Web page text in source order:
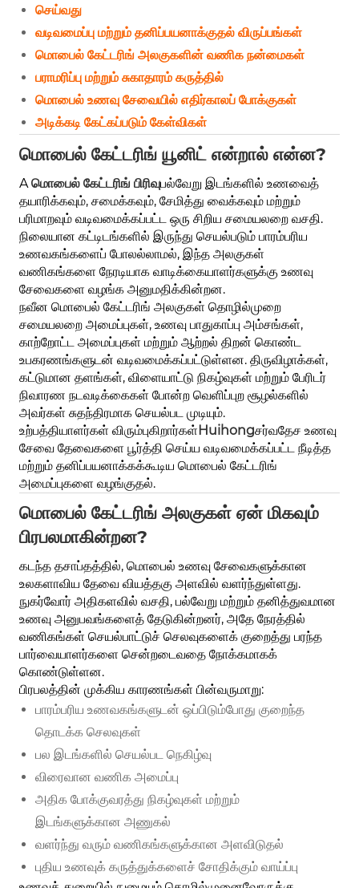
செய்வது
வடிவமைப்பு மற்றும் தனிப்பயனாக்குதல் விருப்பங்கள்
மொபைல் கேட்டரிங் அலகுகளின் வணிக நன்மைகள்
பராமரிப்பு மற்றும் சுகாதாரம் கருத்தில்
மொபைல் உணவு சேவையில் எதிர்காலப் போக்குகள்
அடிக்கடி கேட்கப்படும் கேள்விகள்
மொபைல் கேட்டரிங் யூனிட் என்றால் என்ன?
Aமொபைல் கேட்டரிங் பிரிவுபல்வேறு இடங்களில் உணவைத்
தயாரிக்கவும், சமைக்கவும், சேமித்து வைக்கவும் மற்றும்
பரிமாறவும் வடிவமைக்கப்பட்ட ஒரு சிறிய சமையலறை வசதி.
நிலையான கட்டிடங்களில் இருந்து செயல்படும் பாரம்பரிய
உணவகங்களைப் போலல்லாமல், இந்த அலகுகள்
வணிகங்களை நேரடியாக வாடிக்கையாளர்களுக்கு உணவு
சேவைகளை வழங்க அனுமதிக்கின்றன.
நவீன மொபைல் கேட்டரிங் அலகுகள் தொழில்முறை
சமையலறை அமைப்புகள், உணவு பாதுகாப்பு அம்சங்கள்,
காற்றோட்ட அமைப்புகள் மற்றும் ஆற்றல் திறன் கொண்ட
உபகரணங்களுடன் வடிவமைக்கப்பட்டுள்ளன. திருவிழாக்கள்,
கட்டுமான தளங்கள், விளையாட்டு நிகழ்வுகள் மற்றும் பேரிடர்
நிவாரண நடவடிக்கைகள் போன்ற வெளிப்புற சூழல்களில்
அவர்கள் சுதந்திரமாக செயல்பட முடியும்.
உற்பத்தியாளர்கள் விரும்புகிறார்கள் Huihongசர்வதேச உணவு
சேவை தேவைகளை பூர்த்தி செய்ய வடிவமைக்கப்பட்ட நீடித்த
மற்றும் தனிப்பயனாக்கக்கூடிய மொபைல் கேட்டரிங்
அமைப்புகளை வழங்குதல்.
மொபைல் கேட்டரிங் அலகுகள் ஏன் மிகவும்
பிரபலமாகின்றன?
கடந்த தசாப்தத்தில், மொபைல் உணவு சேவைகளுக்கான
உலகளாவிய தேவை வியத்தகு அளவில் வளர்ந்துள்ளது.
நுகர்வோர் அதிகளவில் வசதி, பல்வேறு மற்றும் தனித்துவமான
உணவு அனுபவங்களைத் தேடுகின்றனர், அதே நேரத்தில்
வணிகங்கள் செயல்பாட்டுச் செலவுகளைக் குறைத்து பரந்த
பார்வையாளர்களை சென்றடைவதை நோக்கமாகக்
கொண்டுள்ளன.
பிரபலத்தின் முக்கிய காரணங்கள் பின்வருமாறு:
பாரம்பரிய உணவகங்களுடன் ஒப்பிடும்போது குறைந்த
தொடக்க செலவுகள்
பல இடங்களில் செயல்பட நெகிழ்வு
விரைவான வணிக அமைப்பு
அதிக போக்குவரத்து நிகழ்வுகள் மற்றும்
இடங்களுக்கான அணுகல்
வளர்ந்து வரும் வணிகங்களுக்கான அளவிடுதல்
புதிய உணவுக் கருத்துக்களைச் சோதிக்கும் வாய்ப்பு